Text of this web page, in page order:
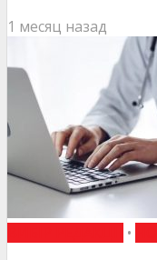
1 месяц назад
•